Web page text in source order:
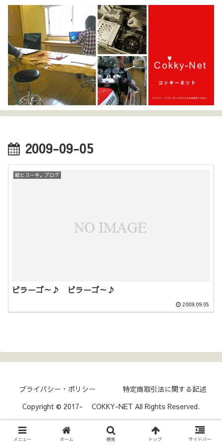
2009-09-05
紙ヒコーキ。ブログ
ビラーゴ～♪ ビラーゴ～♪
2009.09.05
プライバシー・ポリシー
特定商取引法に関する記述
Copyright © 2017- COKKY-NET All Rights Reserved.
メニュー ホーム 検索 トップ サイドバー